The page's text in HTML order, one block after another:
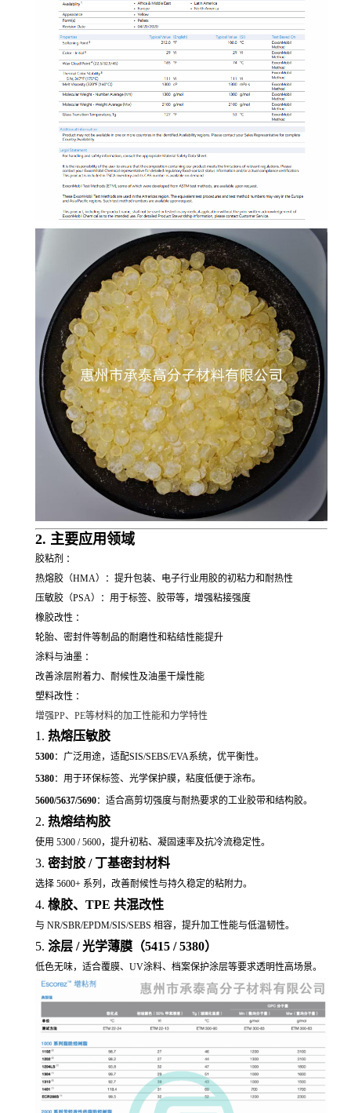
2. 主要应用领域
胶粘剂 ：
热熔胶（HMA）：提升包装、电子行业用胶的初粘力和耐热性
压敏胶（PSA）：用于标签、胶带等，增强粘接强度
橡胶改性 ：
轮胎、密封件等制品的耐磨性和粘结性能提升
涂料与油墨 ：
改善涂层附着力、耐候性及油墨干燥性能
塑料改性 ：
增强PP、PE等材料的加工性能和力学特性
1. 热熔压敏胶
5300：广泛用途，适配SIS/SEBS/EVA系统，优平衡性。
5380：用于环保标签、光学保护膜，粘度低便于涂布。
5600/5637/5690：适合高剪切强度与耐热要求的工业胶带和结构胶。
2. 热熔结构胶
使用 5300 / 5600，提升初粘、凝固速率及抗冷流稳定性。
3. 密封胶 / 丁基密封材料
选择 5600+ 系列，改善耐候性与持久稳定的粘附力。
4. 橡胶、TPE 共混改性
与 NR/SBR/EPDM/SIS/SEBS 相容，提升加工性能与低温韧性。
5. 涂层 / 光学薄膜（5415 / 5380）
低色无味，适合覆膜、UV涂料、档案保护涂层等要求透明性高场景。